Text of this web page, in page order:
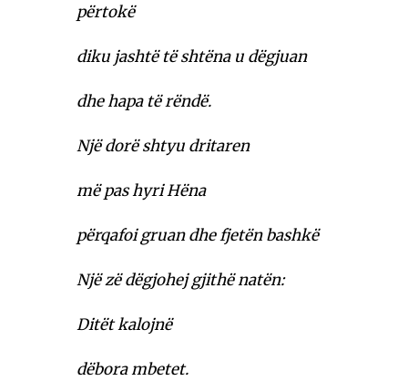
përtokë
diku jashtë të shtëna u dëgjuan
dhe hapa të rëndë.
Një dorë shtyu dritaren
më pas hyri Hëna
përqafoi gruan dhe fjetën bashkë
Një zë dëgjohej gjithë natën:
Ditët kalojnë
dëbora mbetet.